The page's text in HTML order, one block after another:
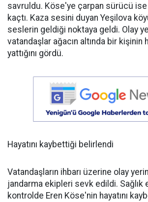
savruldu. Köse'ye çarpan sürücü ise
kaçtı. Kaza sesini duyan Yeşilova
seslerin geldiği noktaya geldi. Olay
vatandaşlar ağacın altında bir kişinin
yattığını gördü.
Hayatını kaybettiği belirlendi
Vatandaşların ihbarı üzerine olay
jandarma ekipleri sevk edildi. Sağlık
kontrolde Eren Köse'nin hayatını